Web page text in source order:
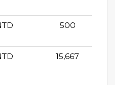
500
15,667